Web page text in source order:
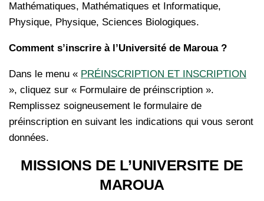
Mathématiques, Mathématiques et Informatique,
Physique, Physique, Sciences Biologiques.
Comment s’inscrire à l’Université de Maroua ?
Dans le menu « PRÉINSCRIPTION ET INSCRIPTION
», cliquez sur « Formulaire de préinscription ».
Remplissez soigneusement le formulaire de
préinscription en suivant les indications qui vous seront
données.
MISSIONS DE L’UNIVERSITE DE
MAROUA